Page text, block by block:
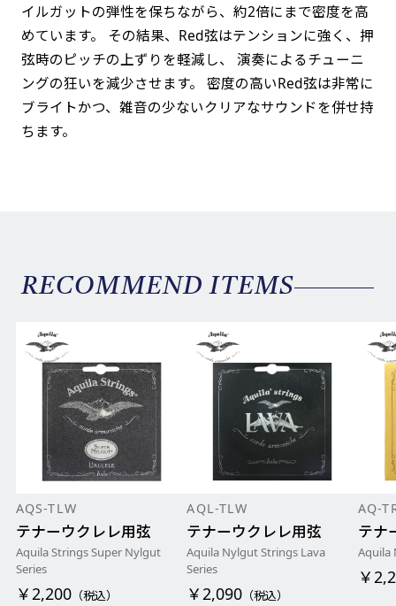
イルガットの弾性を保ちながら、約2倍にまで密度を高
めています。 その結果、Red弦はテンションに強く、押
弦時のピッチの上ずりを軽減し、 演奏によるチューニ
ングの狂いを減少させます。 密度の高いRed弦は非常に
ブライトかつ、雑音の少ないクリアなサウンドを併せ持
ちます。
RECOMMEND ITEMS
AQS-TLW
テナーウクレレ用弦
Aquila Strings Super Nylgut
Series
￥2,200（税込）
AQL-TLW
テナーウクレレ用弦
Aquila Nylgut Strings Lava
Series
￥2,090 （税込）
AQ-
テナ
Aquila
￥